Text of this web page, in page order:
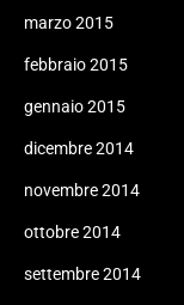
marzo 2015
febbraio 2015
gennaio 2015
dicembre 2014
novembre 2014
ottobre 2014
settembre 2014